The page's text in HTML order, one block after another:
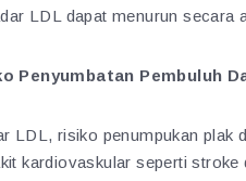
LDL dapat menurun secara
Penyumbatan Pembuluh
LDL, risiko penumpukan plak
kardiovaskular seperti stroke